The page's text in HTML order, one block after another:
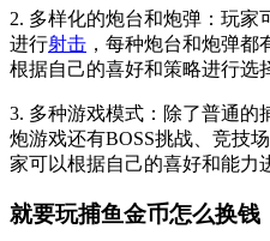
2. 多样化的炮台和炮弹：玩
进行射击 ，每种炮台和炮弹
根据自己的喜好和策略进行选
3. 多种游戏模式：除了普通的
炮游戏还有BOSS挑战、竞技
家可以根据自己的喜好和能力
就要玩捕鱼金币怎么换钱